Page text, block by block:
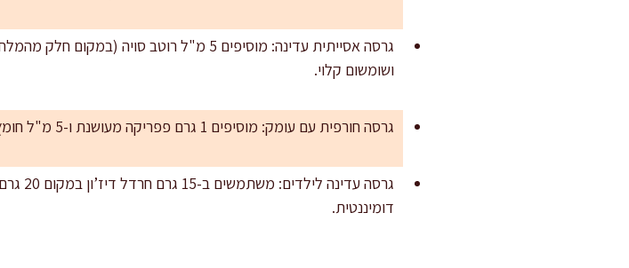
ושומשום קלוי.
גרסה חורפית עם עומק: מוסיפים 1 גרם פפריקה מעושנת ו-5 מ"ל חומץ בלסמי בהיר. נותן גוף ומעט מתיקות “בוגרת”.
דומיננטית.